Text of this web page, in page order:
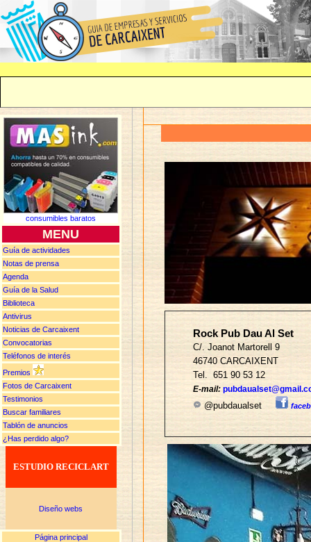
consumibles baratos
MENU
Guía de actividades
Notas de prensa
Agenda
Guía de la Salud
Biblioteca
Antivirus
Noticias de Carcaixent
Convocatorias
Teléfonos de interés
Premios
Fotos de Carcaixent
Testimonios
Buscar familiares
Tablón de anuncios
¿Has perdido algo?
ESTUDIO RECICLART
Diseño webs
Página principal
Rock Pub Dau Al Set
C/. Joanot Martorell 9
46740 CARCAIXENT
Tel. 651 90 53 12
E-mail:
@pubdaualset